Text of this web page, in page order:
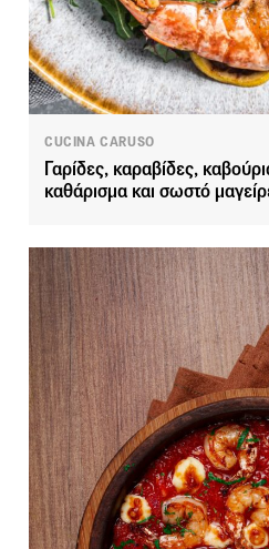
CUCINA CARUSO
Γαρίδες, καραβίδες,
καθάρισμα και σωστό